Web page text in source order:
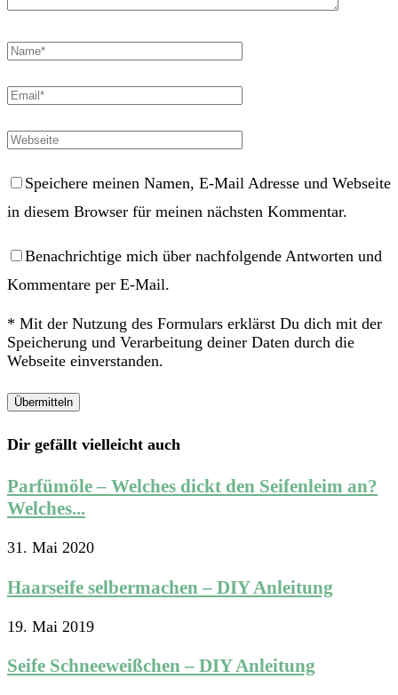
Speichere meinen Namen, E-Mail Adresse und Webseite
in diesem Browser für meinen nächsten Kommentar.
Benachrichtige mich über nachfolgende Antworten und
Kommentare per E-Mail.
* Mit der Nutzung des Formulars erklärst Du dich mit der
Speicherung und Verarbeitung deiner Daten durch die
Webseite einverstanden.
Dir gefällt vielleicht auch
Parfümöle – Welches dickt den Seifenleim an?
Welches...
31. Mai 2020
Haarseife selbermachen – DIY Anleitung
19. Mai 2019
Seife Schneeweißchen – DIY Anleitung